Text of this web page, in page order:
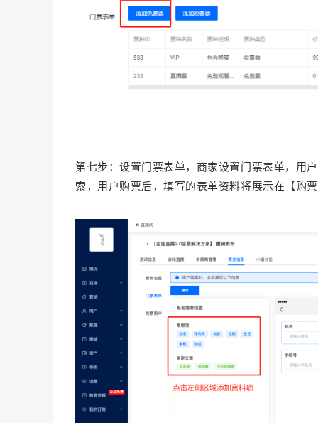
第七步：设置门票表单，商家设置门票表单，用
索，用户购票后，填写的表单资料将展示在【购